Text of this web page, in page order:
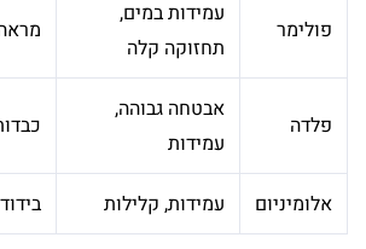
פולימר
עמידות במים,
תחזוקה קלה
פלדה
אבטחה גבוהה,
עמידות
אלומיניום עמידות, קלילות